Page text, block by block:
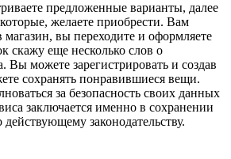
предложенные варианты, далее
желаете приобрести. Вам
магазин, вы переходите и оформляете
скажу еще несколько слов о
Вы можете зарегистрировать и создав
сохранять понравившиеся вещи.
за безопасность своих данных
заключается именно в сохранении
законодательству.